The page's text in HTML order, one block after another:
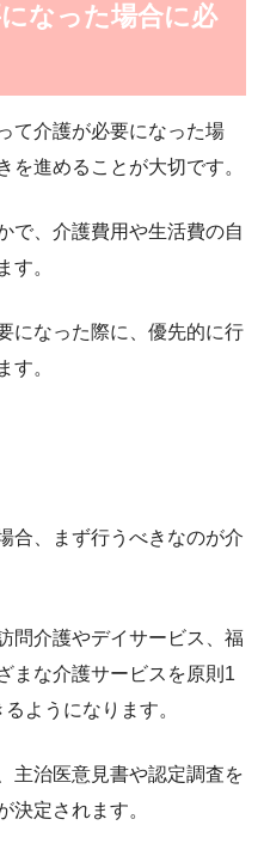
なった場合に必
て介護が必要になった場
を進めることが大切です。
で、介護費用や生活費の自
す。
になった際に、優先的に行
す。
合、まず行うべきなのが介
問介護やデイサービス、福
まな介護サービスを原則1
ようになります。
主治医意見書や認定調査を
決定されます。